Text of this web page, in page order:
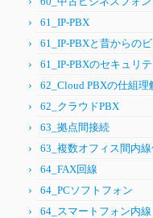
61_IP-PBX
61_IP-PBXと昔からの
61_IP-PBXのセキュリテ
62_Cloud PBXの仕組理
62_クラウドPBX
63_拠点間接続
63_複数オフィス間内線
64_FAX回線
64_PCソフトフォン
64_スマートフォン内線